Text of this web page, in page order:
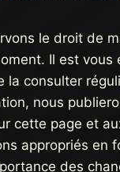
le droit de
Il est vous
la consulter
nous
cette page et
appropriés en
des